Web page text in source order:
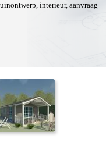
interieur, aanvraag